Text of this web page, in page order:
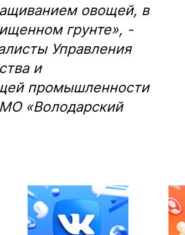
овощей, в
грунте», -
Управления
и
промышленности
«Володарский